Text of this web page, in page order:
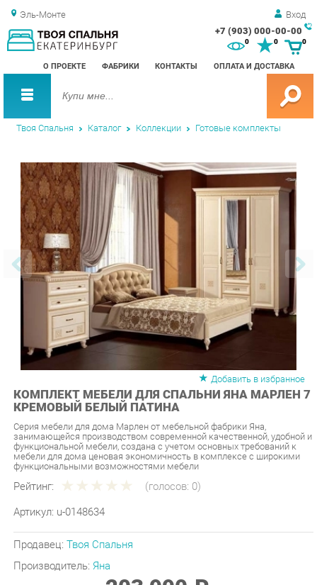
Эль-Монте Вход
+7 (903) 000-00-00
О ПРОЕКТЕ ФАБРИКИ КОНТАКТЫ ОПЛАТА И ДОСТАВКА
0 0
Твоя Спальня Каталог Коллекции Готовые комплекты
КОМПЛЕКТ МЕБЕЛИ ДЛЯ СПАЛЬНИ ЯНА МАРЛЕН 7
КРЕМОВЫЙ БЕЛЫЙ ПАТИНА
Серия мебели для дома Марлен от мебельной фабрики Яна,
функциональной мебели, создана с учетом основных требований к
мебели для дома ценовая экономичность в комплексе с широкими
функциональными возможностями мебели
Рейтинг: (голосов:0)
Артикул: u-0148634
Производитель: Яна
Последняя цена: 203 990 ₽